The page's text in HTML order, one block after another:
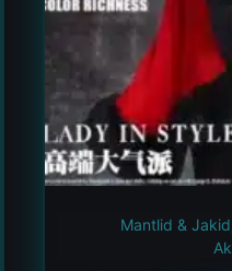
Mantlid & Jakid